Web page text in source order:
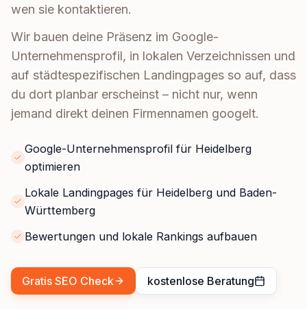
wen sie kontaktieren.
Wir bauen deine Präsenz im Google-
Unternehmensprofil, in lokalen Verzeichnissen und
auf städtespezifischen Landingpages so auf, dass
du dort planbar erscheinst – nicht nur, wenn
jemand direkt deinen Firmennamen googelt.
Google-Unternehmensprofil für Heidelberg
optimieren
Lokale Landingpages für Heidelberg und Baden-
Württemberg
Bewertungen und lokale Rankings aufbauen
Gratis SEO Check kostenlose Beratung